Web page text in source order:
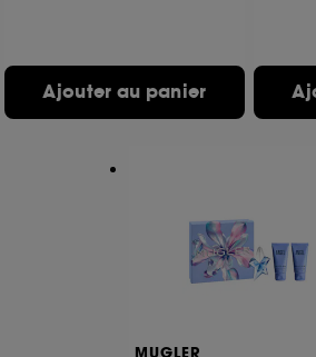
Ajouter au panier
pouvez personnaliser vos choix
Sephora pourra associer les
navigation collectées par ces
finalités acceptées, avec les